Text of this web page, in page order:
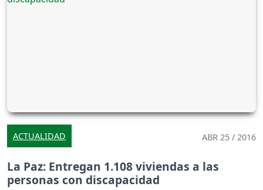
ACTUALIDAD ABR 25 / 2016
La Paz: Entregan 1.108 viviendas a las
personas con discapacidad